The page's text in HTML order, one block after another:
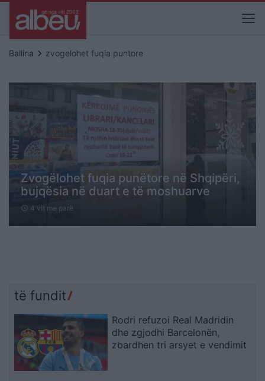
Ballina keyboard_arrow_right zvogelohet fuqia puntore
Zvogëlohet fuqia punëtore në Shqipëri,
bujqësia në duart e të moshuarve
schedule 4 vit me parë
të fundit
Rodri refuzoi Real Madridin
dhe zgjodhi Barcelonën,
zbardhen tri arsyet e vendimit